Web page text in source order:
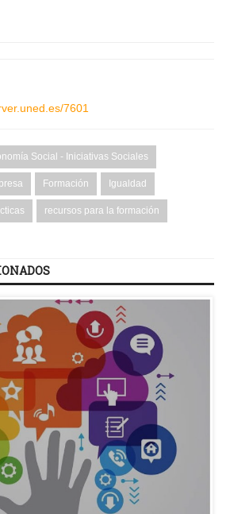
7601
Social - Iniciativas Sociales
Formación Igualdad
recursos para la formación